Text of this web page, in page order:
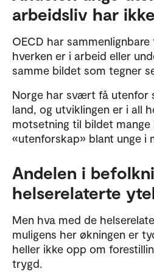
arbeidsliv har
OECD har
hverken er i arbeid eller
samme bildet som tegner
Norge har svært få utenfor
land, og utviklingen er i all
motsetning til bildet
«utenforskap» blant unge i
Andelen i
helserelaterte
Men hva med de
muligens her økningen er
heller ikke opp om
trygd.